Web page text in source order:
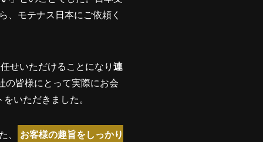
、モテナス日本にご依頼く
せいただけることになり連
の皆様にとって実際にお会
いただきました。
お客様の趣旨をしっかり